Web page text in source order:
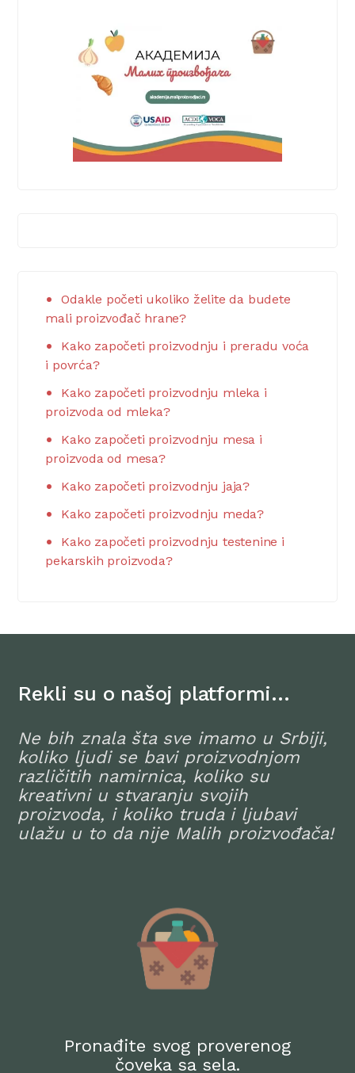
Odakle početi ukoliko želite da budete
mali proizvođač hrane?
Kako započeti proizvodnju i preradu voća
i povrća?
Kako započeti proizvodnju mleka i
proizvoda od mleka?
Kako započeti proizvodnju mesa i
proizvoda od mesa?
Kako započeti proizvodnju jaja?
Kako započeti proizvodnju meda?
Kako započeti proizvodnju testenine i
pekarskih proizvoda?
Rekli su o našoj platformi…
Ne bih znala šta sve imamo u Srbiji,
koliko ljudi se bavi proizvodnjom
različitih namirnica, koliko su
kreativni u stvaranju svojih
proizvoda, i koliko truda i ljubavi
ulažu u to da nije Malih proizvođača!
Pronađite svog proverenog
čoveka sa sela.